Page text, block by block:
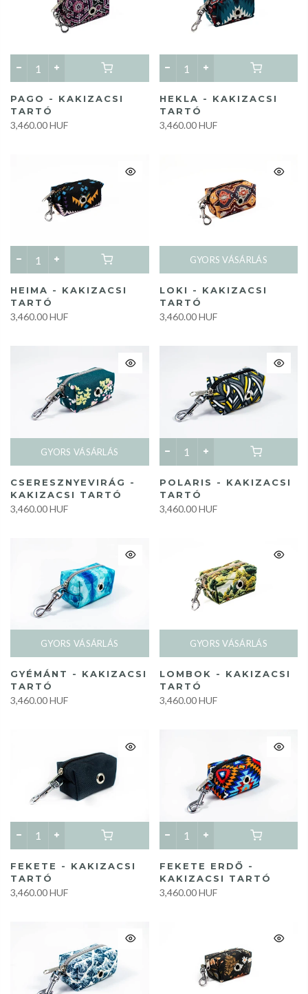
PAGO - KAKIZACSI
TARTÓ
3,460.00 HUF
HEKLA - KAKIZACSI
TARTÓ
3,460.00 HUF
HEIMA - KAKIZACSI
TARTÓ
3,460.00 HUF
GYORS VÁSÁRLÁS
LOKI - KAKIZACSI
TARTÓ
3,460.00 HUF
GYORS VÁSÁRLÁS
CSERESZNYEVIRÁG -
KAKIZACSI TARTÓ
3,460.00 HUF
POLARIS - KAKIZACSI
TARTÓ
3,460.00 HUF
GYORS VÁSÁRLÁS
GYÉMÁNT - KAKIZACSI
TARTÓ
3,460.00 HUF
GYORS VÁSÁRLÁS
LOMBOK - KAKIZACSI
TARTÓ
3,460.00 HUF
FEKETE - KAKIZACSI
TARTÓ
3,460.00 HUF
FEKETE ERDŐ -
KAKIZACSI TARTÓ
3,460.00 HUF